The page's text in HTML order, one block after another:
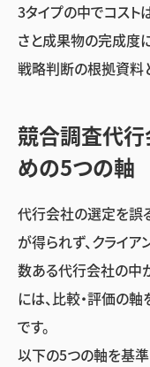
3タイプの中でコスト
さと成果物の完成度
戦略判断の根拠資料
競合調査代行
めの5つの軸
代行会社の選定を誤
が得られず、クライ
数ある代行会社の中
には、比較・評価の
です。
以下の5つの軸を基準